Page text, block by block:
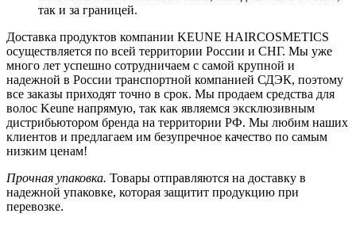
так и за границей.
Доставка продуктов компании KEUNE HAIRCOSMETICS
осуществляется по всей территории России и СНГ. Мы уже
много лет успешно сотрудничаем с самой крупной и
надежной в России транспортной компанией СДЭК, поэтому
все заказы приходят точно в срок. Мы продаем средства для
волос Keune напрямую, так как являемся эксклюзивным
дистрибьютором бренда на территории РФ. Мы любим наших
клиентов и предлагаем им безупречное качество по самым
низким ценам!
Прочная упаковка. Товары отправляются на доставку в
надежной упаковке, которая защитит продукцию при
перевозке.